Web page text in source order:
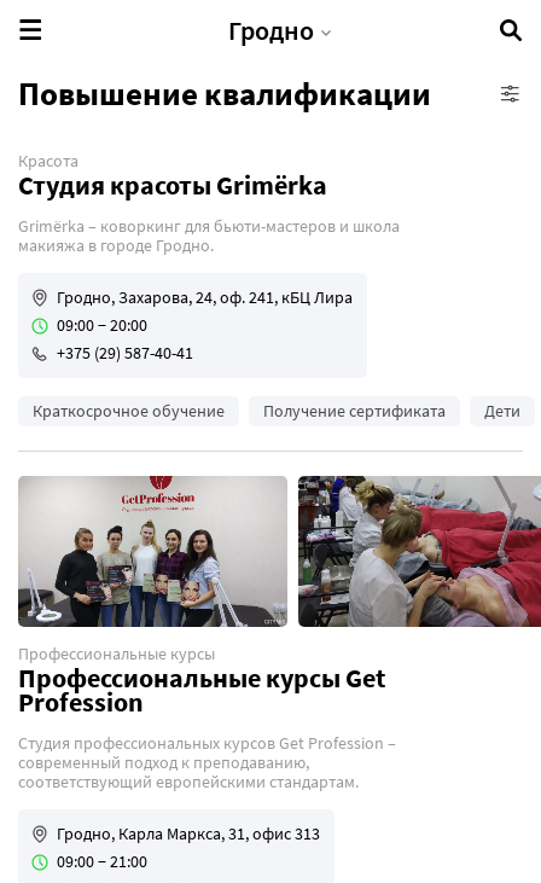
Гродно
IT-школы
Бизнес-курсы
Бьюти-курсы
Профессиональные курсы
Развивающие курсы
Языковые курсы
Повышение квалификации
Красота
Студия красоты Grimёrka
Grimёrka – коворкинг для бьюти-мастеров и школа
макияжа в городе Гродно.
Гродно, Захарова, 24, оф. 241, кБЦ Лира
09:00 − 20:00
+375 (29) 587-40-41
Краткосрочное обучение Получение сертификата Дети
Профессиональные курсы
Профессиональные курсы Get
Profession
Студия профессиональных курсов Get Profession –
современный подход к преподаванию,
соответствующий европейскими стандартам.
Гродно, Карла Маркса, 31, офис 313
09:00 − 21:00